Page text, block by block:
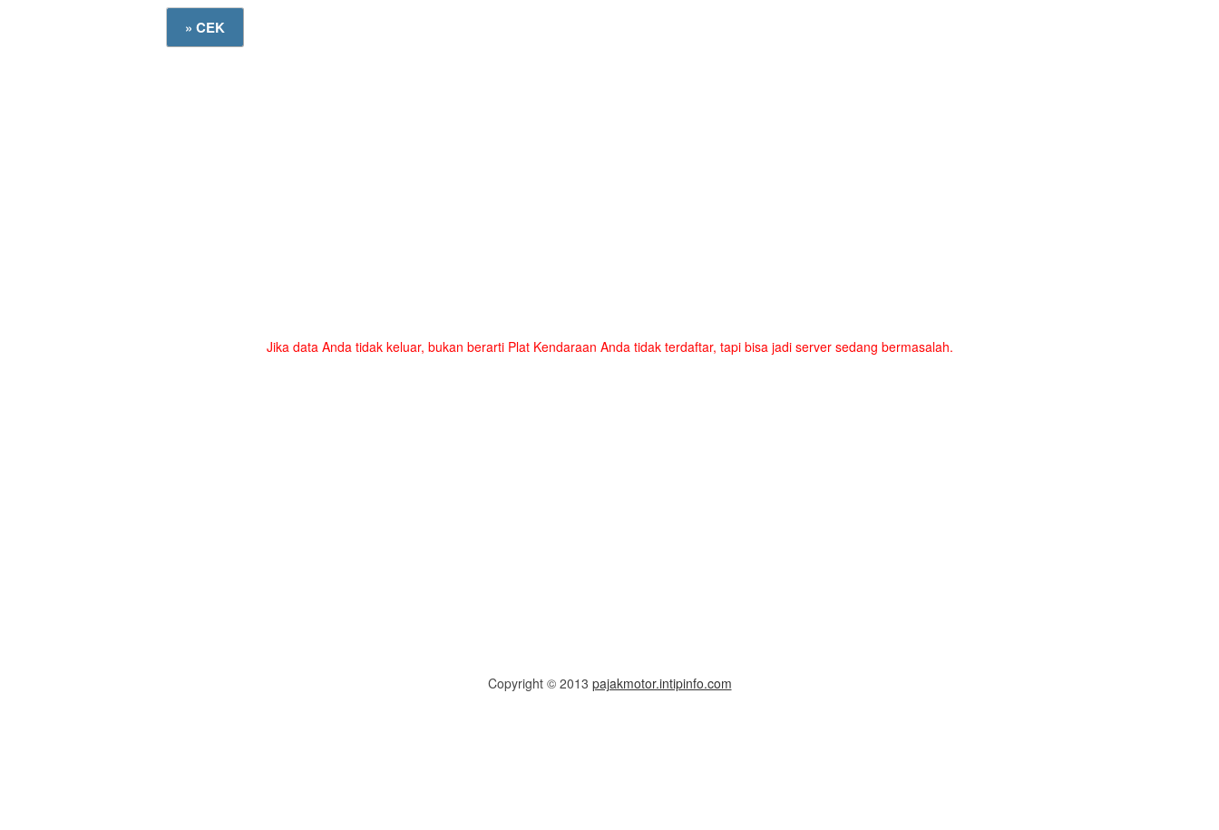
Jika data Anda tidak keluar, bukan berarti Plat Kendaraan Anda tidak terdaftar, tapi bisa jadi server sedang bermasalah.
Copyright © 2013 pajakmotor.intipinfo.com